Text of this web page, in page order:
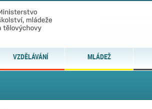
VZDĚLÁVÁNÍ MLÁDEŽ